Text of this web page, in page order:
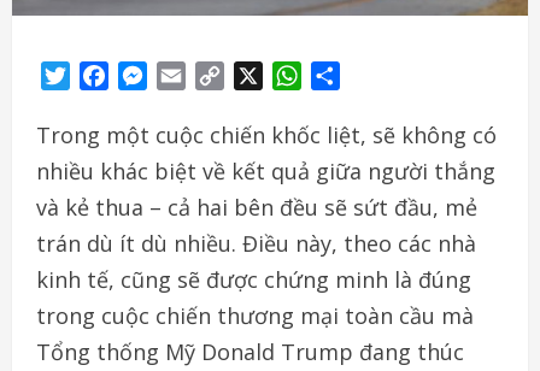
TwitterFacebookMessenger
Email
Copy
WhatsApp
Trong một cuộc chiến khốc liệt, sẽ không có
nhiều khác biệt về kết quả giữa người thắng
và kẻ thua – cả hai bên đều sẽ sứt đầu, mẻ
trán dù ít dù nhiều. Điều này, theo các nhà
kinh tế, cũng sẽ được chứng minh là đúng
trong cuộc chiến thương mại toàn cầu mà
Tổng thống Mỹ Donald Trump đang thúc